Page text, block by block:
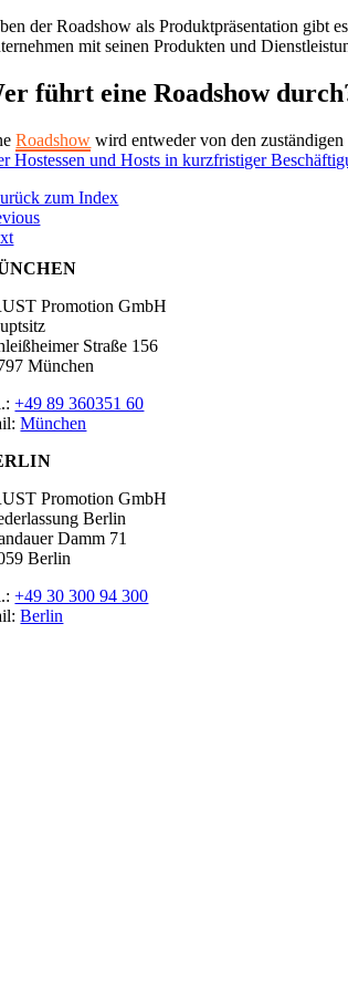
der Roadshow als Produktpräsentation gibt
mit seinen Produkten und
führt eine Roadshow
Roadshow wird entweder von den
Hostessen und Hosts in kurzfristiger
zum Index
Promotion GmbH
Straße 156
München
+49 89 360351 60
München
Promotion GmbH
Berlin
Damm 71
Berlin
+49 30 300 94 300
Berlin